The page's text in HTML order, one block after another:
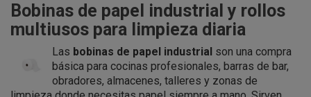
Bobinas de papel industrial y rollos
multiusos para limpieza diaria
Las bobinas de papel industrial son una compra
básica para cocinas profesionales, barras de bar,
obradores, almacenes, talleres y zonas de